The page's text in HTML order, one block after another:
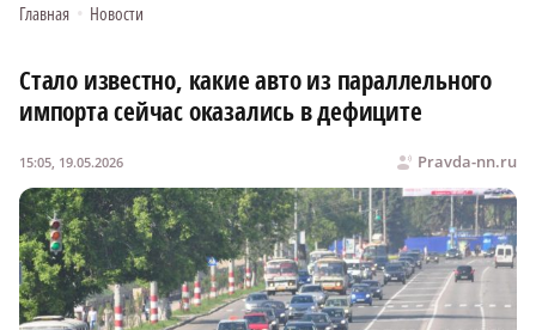
Главная • Новости
Стало известно, какие авто из параллельного
импорта сейчас оказались в дефиците
Pravda-nn.ru
15:05, 19.05.2026